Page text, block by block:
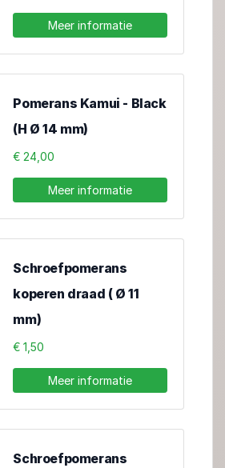
Meer informatie
Pomerans Kamui - Black
(H Ø 14 mm)
€ 24,00
Meer informatie
Schroefpomerans
koperen draad ( Ø 11
mm)
€ 1,50
Meer informatie
Schroefpomerans